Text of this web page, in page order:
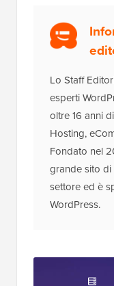
Lo Staff
esperti
oltre 16 anni
Hosting,
Fondato nel
grande sito di
settore ed è
WordPress.